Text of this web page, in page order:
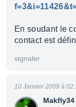
En soudant le
contact est
signaler
Makfly34
10 Janvier 2009 à